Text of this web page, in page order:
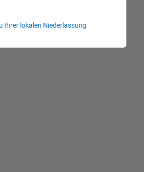
Ihrer lokalen Niederlassung